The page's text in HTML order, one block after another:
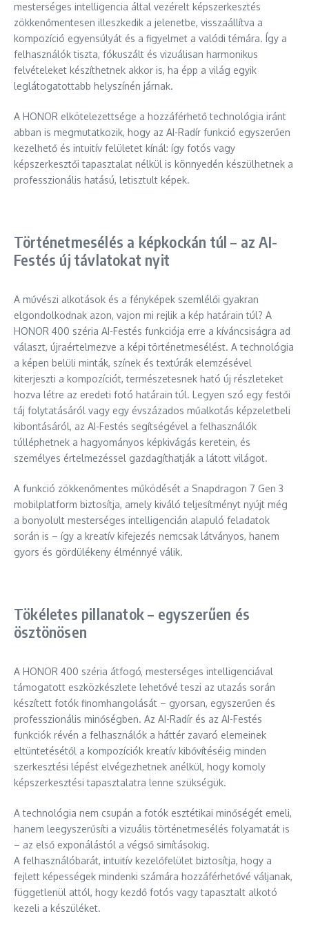
mesterséges intelligencia által vezérelt képszerkesztés
zökkenőmentesen illeszkedik a jelenetbe, visszaállítva a
kompozíció egyensúlyát és a figyelmet a valódi témára. Így a
felhasználók tiszta, fókuszált és vizuálisan harmonikus
felvételeket készíthetnek akkor is, ha épp a világ egyik
leglátogatottabb helyszínén járnak.
A HONOR elkötelezettsége a hozzáférhető technológia iránt
abban is megmutatkozik, hogy az AI-Radír funkció egyszerűen
kezelhető és intuitív felületet kínál: így fotós vagy
képszerkesztői tapasztalat nélkül is könnyedén készülhetnek a
professzionális hatású, letisztult képek.
Történetmesélés a képkockán túl – az AI-
Festés új távlatokat nyit
A művészi alkotások és a fényképek szemlélői gyakran
elgondolkodnak azon, vajon mi rejlik a kép határain túl? A
HONOR 400 széria AI-Festés funkciója erre a kíváncsiságra ad
választ, újraértelmezve a képi történetmesélést. A technológia
a képen belüli minták, színek és textúrák elemzésével
kiterjeszti a kompozíciót, természetesnek ható új részleteket
hozva létre az eredeti fotó határain túl. Legyen szó egy festői
táj folytatásáról vagy egy évszázados műalkotás képzeletbeli
kibontásáról, az AI-Festés segítségével a felhasználók
túlléphetnek a hagyományos képkivágás keretein, és
személyes értelmezéssel gazdagíthatják a látott világot.
A funkció zökkenőmentes működését a Snapdragon 7 Gen 3
mobilplatform biztosítja, amely kiváló teljesítményt nyújt még
a bonyolult mesterséges intelligencián alapuló feladatok
során is – így a kreatív kifejezés nemcsak látványos, hanem
gyors és gördülékeny élménnyé válik.
Tökéletes pillanatok – egyszerűen és
ösztönösen
A HONOR 400 széria átfogó, mesterséges intelligenciával
támogatott eszközkészlete lehetővé teszi az utazás során
készített fotók finomhangolását – gyorsan, egyszerűen és
professzionális minőségben. Az AI-Radír és az AI-Festés
funkciók révén a felhasználók a háttér zavaró elemeinek
eltüntetésétől a kompozíciók kreatív kibővítéséig minden
szerkesztési lépést elvégezhetnek anélkül, hogy komoly
képszerkesztési tapasztalatra lenne szükségük.
A technológia nem csupán a fotók esztétikai minőségét emeli,
hanem leegyszerűsíti a vizuális történetmesélés folyamatát is
– az első exponálástól a végső simításokig.
A felhasználóbarát, intuitív kezelőfelület biztosítja, hogy a
fejlett képességek mindenki számára hozzáférhetővé váljanak,
függetlenül attól, hogy kezdő fotós vagy tapasztalt alkotó
kezeli a készüléket.